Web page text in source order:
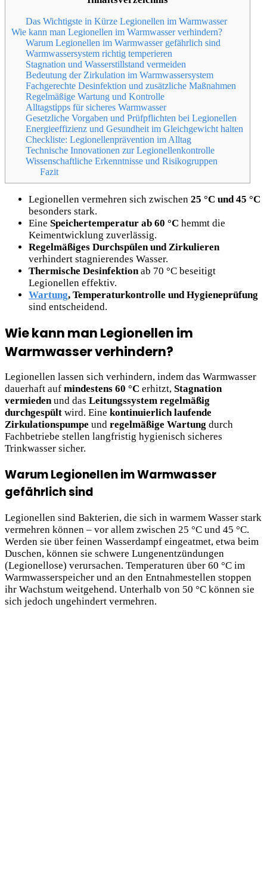
Das Wichtigste in Kürze Legionellen im Warmwasser
Wie kann man Legionellen im Warmwasser verhindern?
Warum Legionellen im Warmwasser gefährlich sind
Warmwassersystem richtig temperieren
Stagnation und Wasserstillstand vermeiden
Bedeutung der Zirkulation im Warmwassersystem
Fachgerechte Desinfektion und zusätzliche Maßnahmen
Regelmäßige Wartung und Kontrolle
Alltagstipps für sicheres Warmwasser
Gesetzliche Vorgaben und Prüfpflichten bei Legionellen
Energieeffizienz und Gesundheit im Gleichgewicht halten
Checkliste: Legionellenprävention im Alltag
Technische Innovationen zur Legionellenkontrolle
Wissenschaftliche Erkenntnisse und Risikogruppen
Fazit
Legionellen vermehren sich zwischen 25 °C und 45 °C
besonders stark.
Eine Speichertemperatur ab 60 °C hemmt die
Keimentwicklung zuverlässig.
Regelmäßiges Durchspülen und Zirkulieren
verhindert stagnierendes Wasser.
Thermische Desinfektionab 70 °C beseitigt
Legionellen effektiv.
Wartung, Temperaturkontrolle und Hygieneprüfung
sind entscheidend.
Wie kann man Legionellen im
Warmwasser verhindern?
Legionellen lassen sich verhindern, indem das Warmwasser
dauerhaft auf mindestens 60 °C erhitzt, Stagnation
vermiedenund das Leitungssystem regelmäßig
durchgespült wird. Eine kontinuierlich laufende
Zirkulationspumpe und regelmäßige Wartung durch
Fachbetriebe stellen langfristig hygienisch sicheres
Trinkwasser sicher.
Warum Legionellen im Warmwasser
gefährlich sind
Legionellen sind Bakterien, die sich in warmem Wasser stark
vermehren können – vor allem zwischen 25 °C und 45 °C.
Werden sie über feinen Wasserdampf eingeatmet, etwa beim
Duschen, können sie schwere Lungenentzündungen
(Legionellose) verursachen. Temperaturen über 60 °C im
Warmwasserspeicher und an den Entnahmestellen stoppen
ihr Wachstum weitgehend. Unterhalb von 50 °C können sie
sich jedoch ungehindert vermehren.